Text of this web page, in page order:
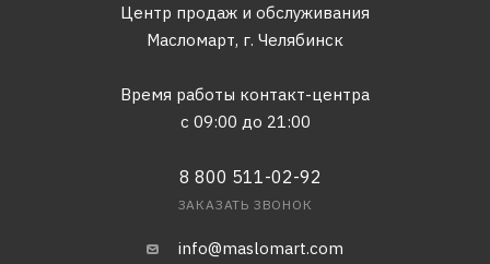
Центр продаж и обслуживания
Масломарт, г. Челябинск
Время работы контакт-центра
с 09:00 до 21:00
8 800 511-02-92
ЗАКАЗАТЬ ЗВОНОК
info@maslomart.com